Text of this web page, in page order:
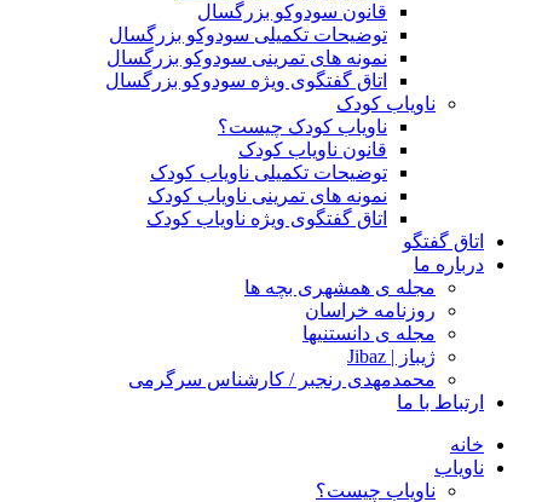
قانون سودوکو بزرگسال
توضیحات تکمیلی سودوکو بزرگسال
نمونه های تمرینی سودوکو بزرگسال
اتاق گفتگوی ویژه سودوکو بزرگسال
ناویاب کودک
ناویاب کودک چیست؟
قانون ناویاب کودک
توضیحات تکمیلی ناویاب کودک
نمونه های تمرینی ناویاب کودک
اتاق گفتگوی ویژه ناویاب کودک
اتاق گفتگو
درباره ما
مجله ی همشهری بچه ها
روزنامه خراسان
مجله ی دانستنیها
ژیباز | Jibaz
محمدمهدی رنجبر / کارشناس سرگرمی
ارتباط با ما
خانه
ناویاب
ناویاب چیست؟